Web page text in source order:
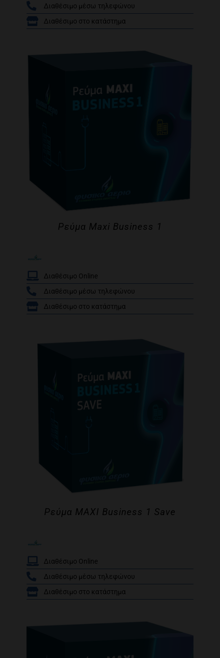
/
Διαθέσιμο μέσω τηλεφώνου
Διαθέσιμο στο κατάστημα
/
Ρεύμα Maxi Business 1
Διαθέσιμο Online
Διαθέσιμο μέσω τηλεφώνου
Διαθέσιμο στο κατάστημα
/
Ρεύμα MAXI Business 1 Save
Διαθέσιμο Online
Διαθέσιμο μέσω τηλεφώνου
Διαθέσιμο στο κατάστημα